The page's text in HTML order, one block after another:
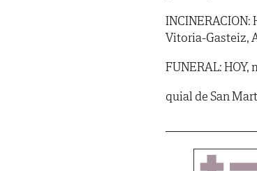
INCINERACION:
Vitoria-Gasteiz,
FUNERAL: HOY,
quial de San